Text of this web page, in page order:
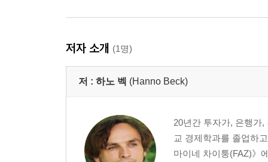
2. 돈을 쓸 때는 무조건 작은 금액부터 : 베버-페히
3. 부동산 가격은 떨어지는데 왜 내 집 장만은 여전
4. 거지와 부자 사이를 73번 왕복한 어느 도박사 이
6. 최소의 비용으로 최대의 만족을 얻는 법
Chapter5 돈이 저절로 모이는 부자들의 생각법
저자 소개 (1명)
저 : 하노 벡 (Hanno Beck)
20년간 투자가, 은행가
교 경제학과를 졸업하
마이네 차이퉁(FAZ)》